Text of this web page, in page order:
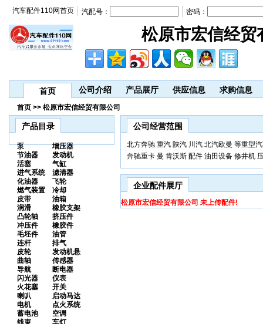
松原市宏信经贸
汽车配件110网首页 汽配号： 密码：
首页 公司介绍 产品展厅 供应信息 求购信息
首页 >> 松原市宏信经贸有限公司
产品目录
泵
增压器
节油器
发动机
活塞
气缸
进气系统
滤清器
化油器
飞轮
燃气装置
冷却
皮带
油箱
润滑
橡胶支架
凸轮轴
挤压件
冲压件
橡胶件
毛坯件
油管
连杆
排气
皮轮
发动机悬
曲轴
传感器
导航
断电器
闪光器
仪表
火花塞
开关
喇叭
启动马达
电机
点火系统
蓄电池
空调
线束
车灯
公司经营范围
北方奔驰 重汽 陕汽 川汽 北汽欧曼 等重型
奔驰重卡 曼 肯沃斯 配件 油田设备 修井机
企业配件展厅
松原市宏信经贸有限公司 未上传配件!